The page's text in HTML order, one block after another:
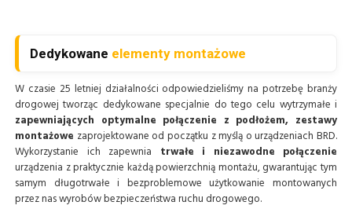
Dedykowane elementy montażowe
W czasie 25 letniej działalności odpowiedzieliśmy na potrzebę branży
drogowej tworząc dedykowane specjalnie do tego celu wytrzymałe i
zapewniających optymalne połączenie z podłożem, zestawy
montażowe zaprojektowane od początku z myślą o urządzeniach BRD.
Wykorzystanie ich zapewnia trwałe i niezawodne połączenie
urządzenia z praktycznie każdą powierzchnią montażu, gwarantując tym
samym długotrwałe i bezproblemowe użytkowanie montowanych
przez nas wyrobów bezpieczeństwa ruchu drogowego.